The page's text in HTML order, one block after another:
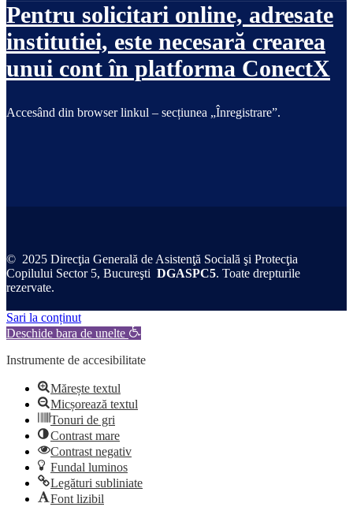
Pentru solicitari online, adresate
institutiei, este necesară crearea
unui cont în platforma ConectX
Accesând din browser linkul – secțiunea „Înregistrare”.
© 2025 Direcţia Generală de Asistenţă Socială şi Protecţia
Copilului Sector 5, Bucureşti DGASPC5. Toate drepturile
rezervate.
Sari la conținut
Deschide bara de unelte
Instrumente de accesibilitate
Mărește textul
Micșorează textul
Tonuri de gri
Contrast mare
Contrast negativ
Fundal luminos
Legături subliniate
Font lizibil